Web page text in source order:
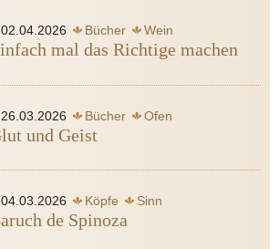
02.04.2026 Bücher Wein
mal das Richtige machen
26.03.2026 Bücher Ofen
und Geist
04.03.2026 Köpfe
Sinn
Spinoza Baruch de
de Spinoza